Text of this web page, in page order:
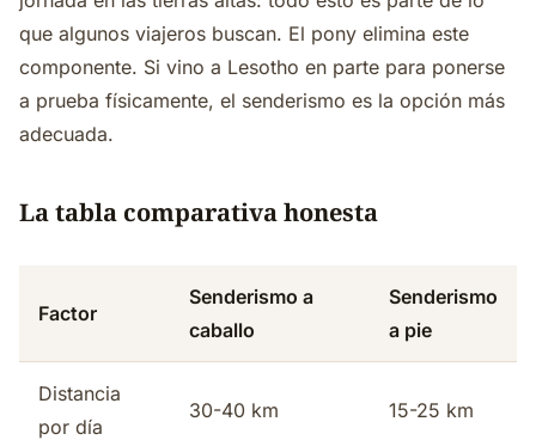
que algunos viajeros buscan. El pony elimina este
componente. Si vino a Lesotho en parte para ponerse
a prueba físicamente, el senderismo es la opción más
adecuada.
La tabla comparativa honesta
Factor
Senderismo a
caballo
Senderismo
a pie
Distancia
por día
30-40 km 15-25 km